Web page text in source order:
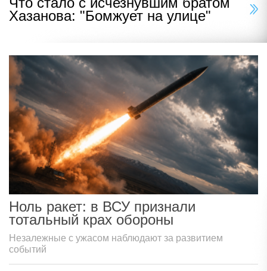
Хазанова: "Бомжует на улице"
Ноль ракет: в ВСУ признали
тотальный крах обороны
Незалежные с ужасом наблюдают за развитием
событий